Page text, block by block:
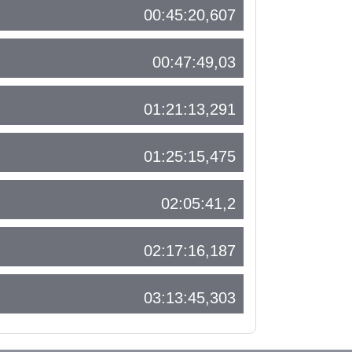
00:45:20,607
00:47:49,03
01:21:13,291
01:25:15,475
02:05:41,2
02:17:16,187
03:13:45,303